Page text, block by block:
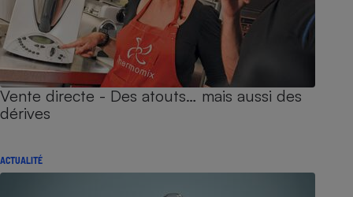
Vente directe - Des atouts… mais aussi des
dérives
ACTUALITÉ